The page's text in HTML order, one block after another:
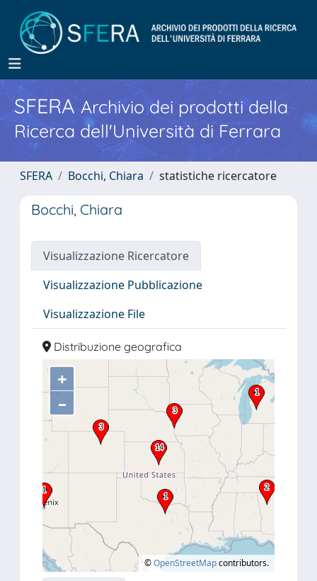
SFERA Archivio dei prodotti della
Ricerca dell'Università di Ferrara
SFERA Bocchi, Chiara statistiche ricercatore
Bocchi, Chiara
Visualizzazione Ricercatore
Visualizzazione Pubblicazione
Visualizzazione File
Distribuzione geografica
+
–
©OpenStreetMapcontributors.